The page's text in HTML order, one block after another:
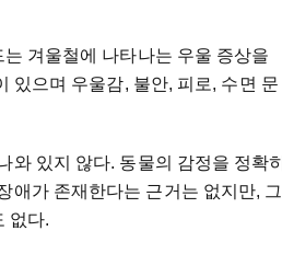
겨울철에 나타나는 우울 증상을
있으며 우울감, 불안, 피로, 수면 문
와 있지 않다. 동물의 감정을 정확히
애가 존재한다는 근거는 없지만, 그
없다.